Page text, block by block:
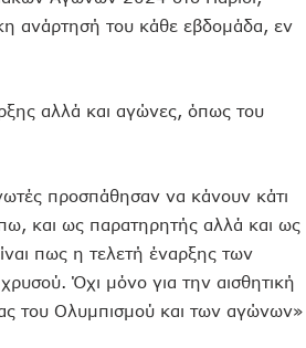
ανάρτησή του κάθε εβδομάδα, εν
αλλά και αγώνες, όπως του
προσπάθησαν να κάνουν κάτι
και ως παρατηρητής αλλά και ως
πως η τελετή έναρξης των
Όχι μόνο για την αισθητική
του Ολυμπισμού και των αγώνων»